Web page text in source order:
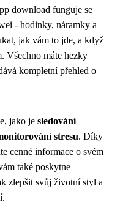
download funguje se
- hodinky, náramky a
jak vám to jde, a když
Všechno máte hezky
kompletní přehled o
jako je sledování
stresu. Díky
cenné informace o svém
také poskytne
zlepšit svůj životní styl a